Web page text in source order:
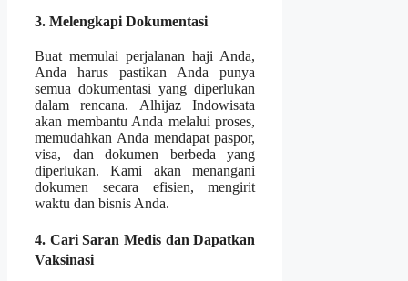
3. Melengkapi Dokumentasi
Buat memulai perjalanan haji Anda,
Anda harus pastikan Anda punya
semua dokumentasi yang diperlukan
dalam rencana. Alhijaz Indowisata
akan membantu Anda melalui proses,
memudahkan Anda mendapat paspor,
visa, dan dokumen berbeda yang
diperlukan. Kami akan menangani
dokumen secara efisien, mengirit
waktu dan bisnis Anda.
4. Cari Saran Medis dan Dapatkan
Vaksinasi